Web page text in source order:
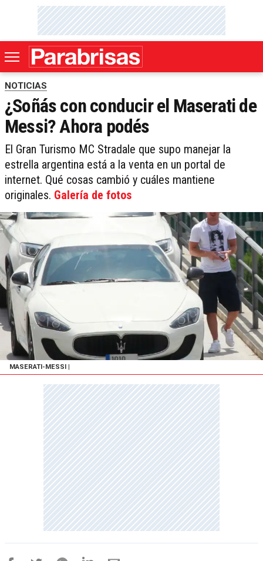
NOTICIAS
¿Soñás con conducir el Maserati de
Messi? Ahora podés
El Gran Turismo MC Stradale que supo manejar la
estrella argentina está a la venta en un portal de
internet. Qué cosas cambió y cuáles mantiene
originales. Galería de fotos
MASERATI-MESSI